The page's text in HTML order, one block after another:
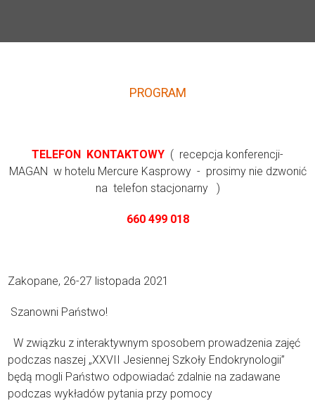
PROGRAM
TELEFON KONTAKTOWY ( recepcja konferencji-
MAGAN w hotelu Mercure Kasprowy - prosimy nie dzwonić
na telefon stacjonarny )
660 499 018
Zakopane, 26-27 listopada 2021
Szanowni Państwo!
W związku z interaktywnym sposobem prowadzenia zajęć
podczas naszej „XXVII Jesiennej Szkoły Endokrynologii”
będą mogli Państwo odpowiadać zdalnie na zadawane
podczas wykładów pytania przy pomocy